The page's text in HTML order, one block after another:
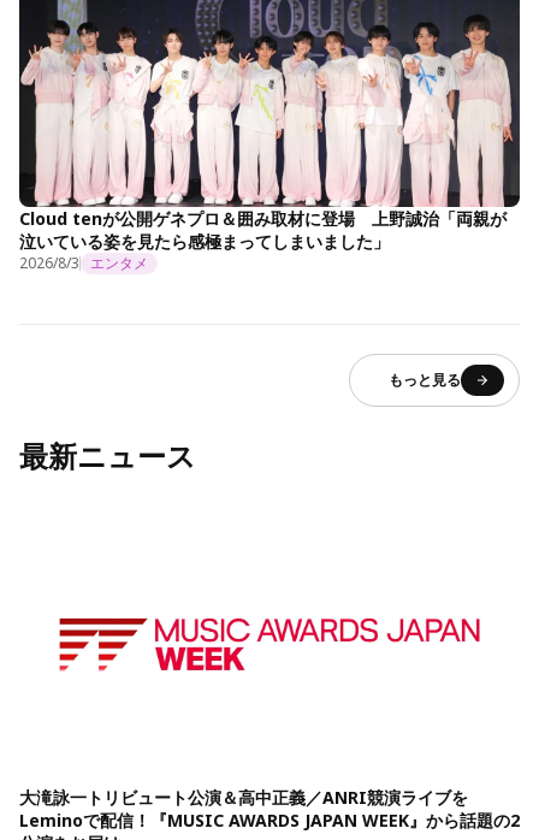
Cloud tenが公開ゲネプロ＆囲み取材に登場 上野誠治「両親が
泣いている姿を見たら感極まってしまいました」
2026/8/3 エンタメ
もっと見る
最新ニュース
大滝詠一トリビュート公演＆高中正義／ANRI競演ライブを
Leminoで配信！『MUSIC AWARDS JAPAN WEEK』から話題の2